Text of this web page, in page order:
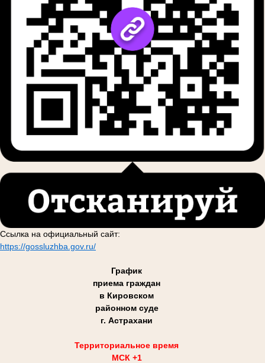
Ссылка на официальный сайт:
https://gossluzhba.gov.ru/
График
приема граждан
в Кировском
районном суде
г. Астрахани
Территориальное время
МСК +1